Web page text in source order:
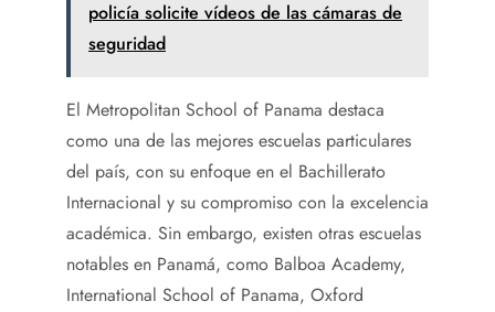
policía solicite vídeos de las cámaras de
seguridad
El Metropolitan School of Panama destaca
como una de las mejores escuelas particulares
del país, con su enfoque en el Bachillerato
Internacional y su compromiso con la excelencia
académica. Sin embargo, existen otras escuelas
notables en Panamá, como Balboa Academy,
International School of Panama, Oxford